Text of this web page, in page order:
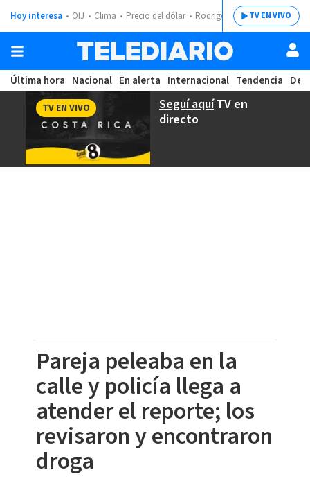
Hoy interesa OIJ Clima Precio del dólar Rodrigo ChavesTV EN VIVO
Última hora Nacional En alerta Internacional Tendencia
Seguí aquíTV en
directo
TV EN VIVO
Pareja peleaba en la
calle y policía llega a
atender el reporte; los
revisaron y encontraron
droga